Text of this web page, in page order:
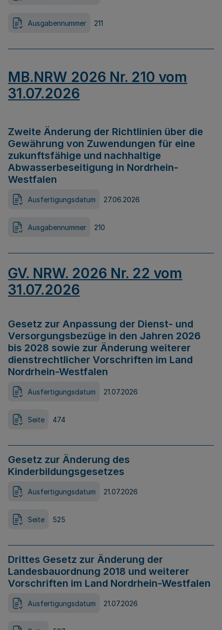
Ausgabennummer 211
MB.NRW 2026 Nr. 210 vom
31.07.2026
Zweite Änderung der Richtlinien über die
Gewährung von Zuwendungen für eine
zukunftsfähige und nachhaltige
Abwasserbeseitigung in Nordrhein-
Westfalen
Ausfertigungsdatum 27.06.2026
Ausgabennummer 210
GV. NRW. 2026 Nr. 22 vom
31.07.2026
Gesetz zur Anpassung der Dienst- und
Versorgungsbezüge in den Jahren 2026
bis 2028 sowie zur Änderung weiterer
dienstrechtlicher Vorschriften im Land
Nordrhein-Westfalen
Ausfertigungsdatum 21.07.2026
Seite 474
Gesetz zur Änderung des
Kinderbildungsgesetzes
Ausfertigungsdatum 21.07.2026
Seite 525
Drittes Gesetz zur Änderung der
Landesbauordnung 2018 und weiterer
Vorschriften im Land Nordrhein-Westfalen
Ausfertigungsdatum 21.07.2026